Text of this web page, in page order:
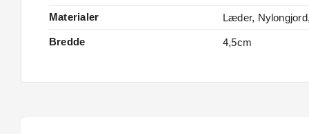
Materialer Læder,
Bredde 4,5cm